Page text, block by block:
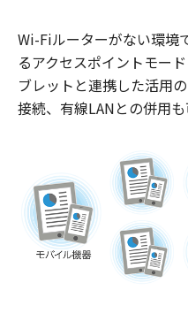
Wi-Fiルーターがない環境
るアクセスポイントモー
ブレットと連携した活用
接続、有線LANとの併用も